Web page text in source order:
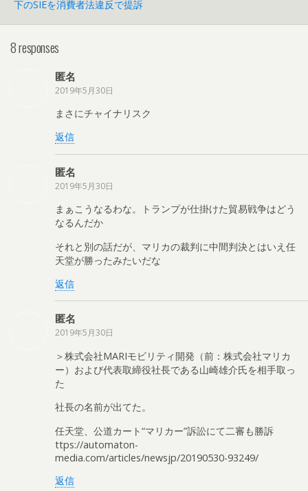
下のSIEを消費者法違反で提訴
8 responses
匿名
2019年5月30日
まさにチャイナリスク
返信
匿名
2019年5月30日
まぁこうなるわな。トランプが仕掛けた貿易戦争はどう
なるんだか
それと別の話だが、マリカの裁判に中間判決とはいえ任
天堂が勝ったみたいだな
返信
匿名
2019年5月30日
＞株式会社MARIモビリティ開発（前：株式会社マリカ
ー）および代表取締役社⻑である⼭崎雄介氏を相手取っ
た
社長の名前が出てた。
任天堂、公道カート“マリカー”訴訟にて二審も勝訴
ttps://automaton-
media.com/articles/newsjp/20190530-93249/
返信